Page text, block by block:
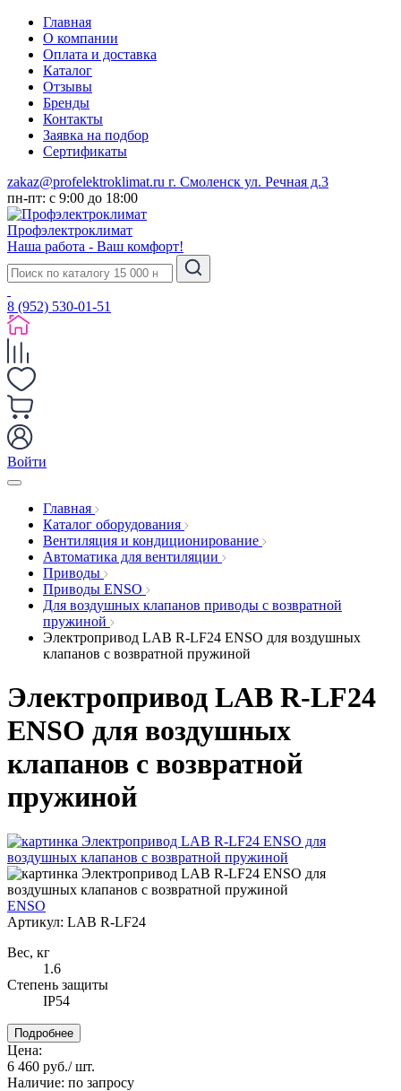
Главная
О компании
Оплата и доставка
Каталог
Отзывы
Бренды
Контакты
Заявка на подбор
Сертификаты
zakaz@profelektroklimat.ru г. Смоленск ул. Речная д.3
пн-пт: с 9:00 до 18:00
Профэлектроклимат
Наша работа - Ваш комфорт!
8 (952) 530-01-51
Войти
Главная
Каталог оборудования
Вентиляция и кондиционирование
Автоматика для вентиляции
Приводы
Приводы ENSO
Для воздушных клапанов приводы с возвратной
пружиной
Электропривод LAB R-LF24 ENSO для воздушных
клапанов с возвратной пружиной
Электропривод LAB R-LF24
ENSO для воздушных
клапанов с возвратной
пружиной
ENSO
Артикул: LAB R-LF24
Вес, кг
1.6
Степень защиты
IP54
Подробнее
Цена:
6 460 руб./ шт.
Наличие: по запросу